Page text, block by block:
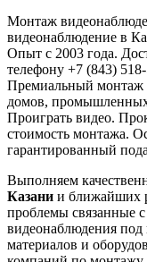
Монтаж
видеонаблюдение в
Опыт с 2003 года.
телефону +7 (843)
Премиальный монтаж
домов,
Проиграть видео.
стоимость монтажа.
гарантированный
Выполняем
Казани и ближайших
проблемы связанные
видеонаблюдения под
материалов и